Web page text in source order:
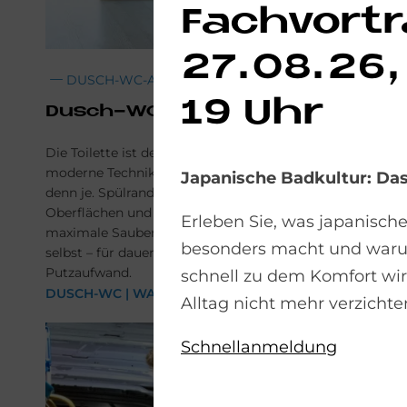
DUSCH-WC-ANFRAGE
Dusch-WC
Die Toilette ist der sensibelste Ort im Bad – und
moderne Technik macht ihre Reinigung heute einfacher
denn je. Spülrandlose Keramik, spezielle Hygiene-
Oberflächen und kraftvolle Spülstrudel sorgen für
maximale Sauberkeit. Einige Modelle reinigen sich sogar
selbst – für dauerhaft hygienische Frische und weniger
Putzaufwand.
DUSCH-WC | WASHLET
27.08.26,
19 Uhr
Japanische Badkultur:
Erleben Sie, was
besonders macht und
schnell zu dem Komfort
Alltag nicht mehr
Schnellanmeldung